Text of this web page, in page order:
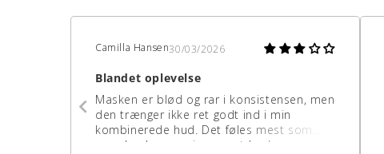
30/03/2026
Camilla Hansen
Blandet oplevelse
Masken er blød og rar i konsistensen, men
den trænger ikke ret godt ind i min
kombinerede hud. Det føles mest som
om, den lægger sig som et lag henover